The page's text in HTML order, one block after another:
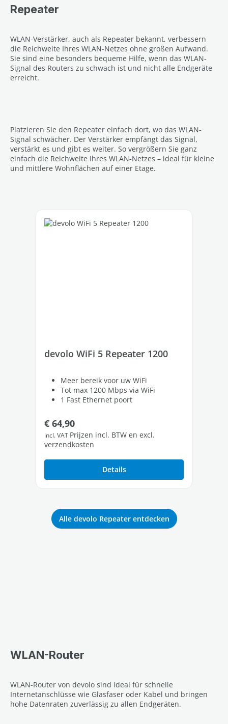
Repeater
WLAN-Verstärker, auch als Repeater bekannt, verbessern
die Reichweite Ihres WLAN-Netzes ohne großen Aufwand.
Sie sind eine besonders bequeme Hilfe, wenn das WLAN-
Signal des Routers zu schwach ist und nicht alle Endgeräte
erreicht.
Platzieren Sie den Repeater einfach dort, wo das WLAN-
Signal schwächer. Der Verstärker empfängt das Signal,
verstärkt es und gibt es weiter. So vergrößern Sie ganz
einfach die Reichweite Ihres WLAN-Netzes – ideal für kleine
und mittlere Wohnflächen auf einer Etage.
Productgalerij overslaan
devolo WiFi 5 Repeater 1200
Meer bereik voor uw WiFi
Tot max 1200 Mbps via WiFi
1 Fast Ethernet poort
Normale prijs:
€ 64,90
incl. VAT Prijzen incl. BTW en excl.
verzendkosten
Details
Alle devolo Repeater entdecken
WLAN-Router
WLAN-Router von devolo sind ideal für schnelle
Internetanschlüsse wie Glasfaser oder Kabel und bringen
hohe Datenraten zuverlässig zu allen Endgeräten.